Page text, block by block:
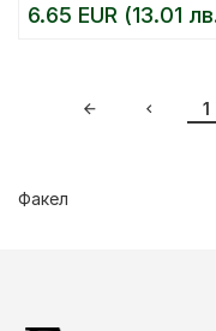
6.65 EUR (13.01
1
Факел